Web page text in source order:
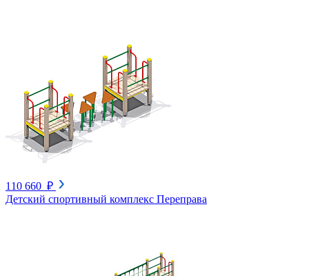
110 660 ₽
Детский спортивный комплекс Переправа